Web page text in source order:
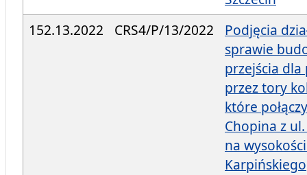
152.13.2022
CRS4/P/13/2022
Podjęcia
sprawie
przejścia dla
przez tory
które
Chopina z
na
Karpińskiego